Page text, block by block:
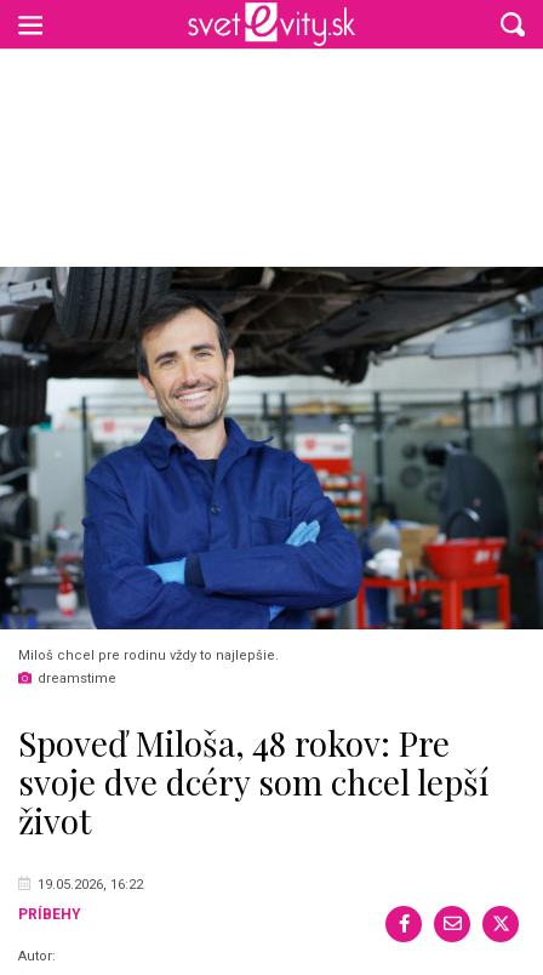
Miloš chcel pre rodinu vždy to najlepšie.
dreamstime
Spoveď Miloša, 48 rokov: Pre
svoje dve dcéry som chcel lepší
život
19.05.2026, 16:22
PRÍBEHY
Autor: